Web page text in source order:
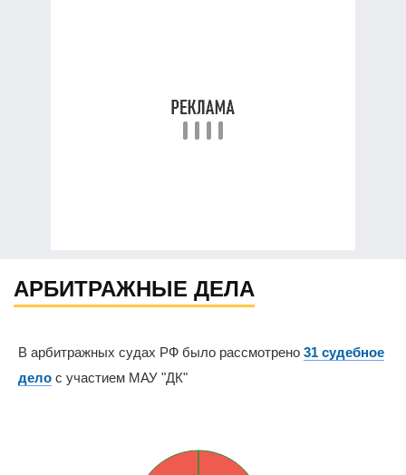
АРБИТРАЖНЫЕ ДЕЛА
В арбитражных судах РФ было рассмотрено 31 судебное
дело с участием МАУ "ДК"